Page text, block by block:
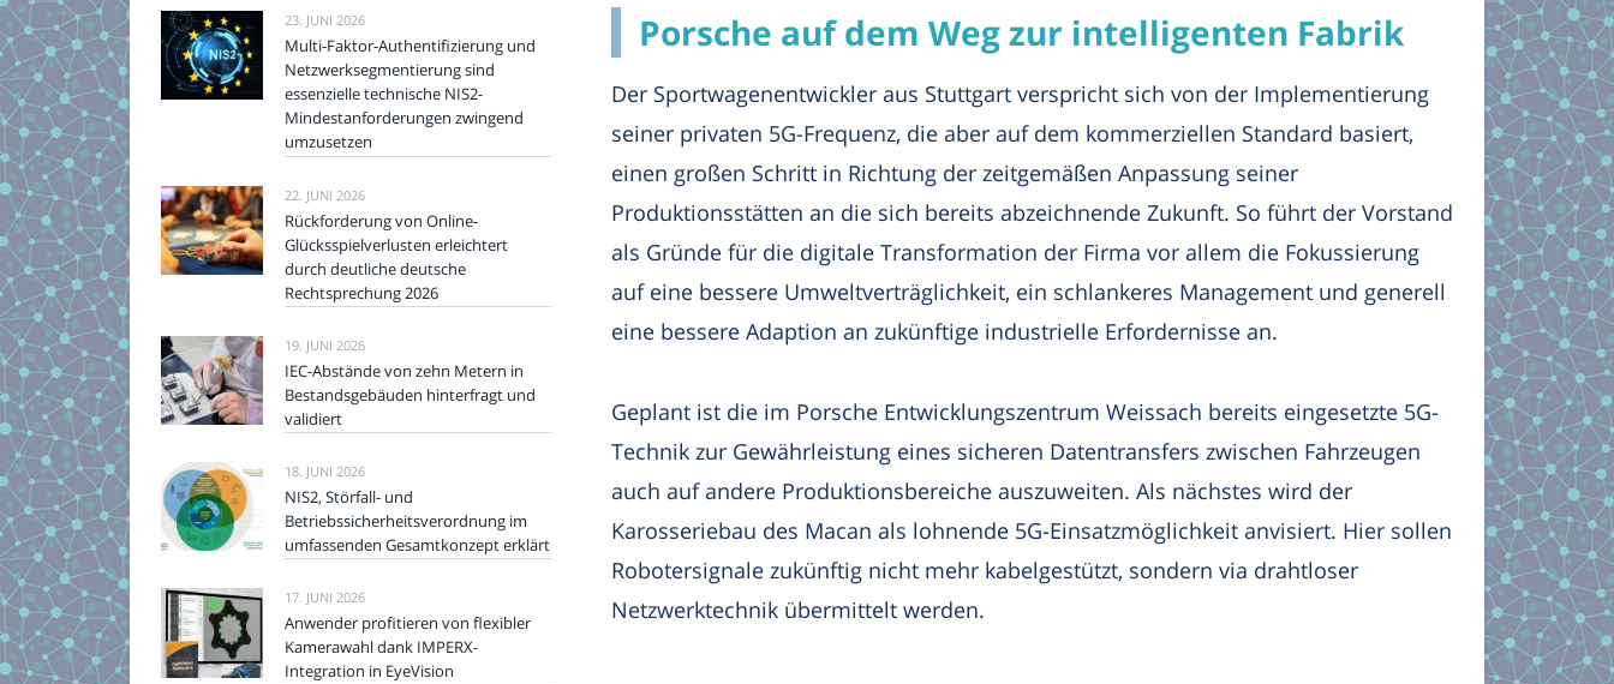
Porsche auf dem Weg zur intelligenten Fabrik
Der Sportwagenentwickler aus Stuttgart verspricht sich von der Implementierung
seiner privaten 5G-Frequenz, die aber auf dem kommerziellen Standard basiert,
einen großen Schritt in Richtung der zeitgemäßen Anpassung seiner
Produktionsstätten an die sich bereits abzeichnende Zukunft. So führt der Vorstand
als Gründe für die digitale Transformation der Firma vor allem die Fokussierung
auf eine bessere Umweltverträglichkeit, ein schlankeres Management und generell
eine bessere Adaption an zukünftige industrielle Erfordernisse an.
Geplant ist die im Porsche Entwicklungszentrum Weissach bereits eingesetzte 5G-
Technik zur Gewährleistung eines sicheren Datentransfers zwischen Fahrzeugen
auch auf andere Produktionsbereiche auszuweiten. Als nächstes wird der
Karosseriebau des Macan als lohnende 5G-Einsatzmöglichkeit anvisiert. Hier sollen
Robotersignale zukünftig nicht mehr kabelgestützt, sondern via drahtloser
Netzwerktechnik übermittelt werden.
23. JUNI 2026
Multi-Faktor-Authentifizierung und
Netzwerksegmentierung sind
essenzielle technische NIS2-
Mindestanforderungen zwingend
umzusetzen
22. JUNI 2026
Rückforderung von Online-
Glücksspielverlusten erleichtert
durch deutliche deutsche
Rechtsprechung 2026
19. JUNI 2026
IEC-Abstände von zehn Metern in
Bestandsgebäuden hinterfragt und
validiert
18. JUNI 2026
NIS2, Störfall- und
Betriebssicherheitsverordnung im
umfassenden Gesamtkonzept erklärt
17. JUNI 2026
Anwender profitieren von flexibler
Kamerawahl dank IMPERX-
Integration in EyeVision